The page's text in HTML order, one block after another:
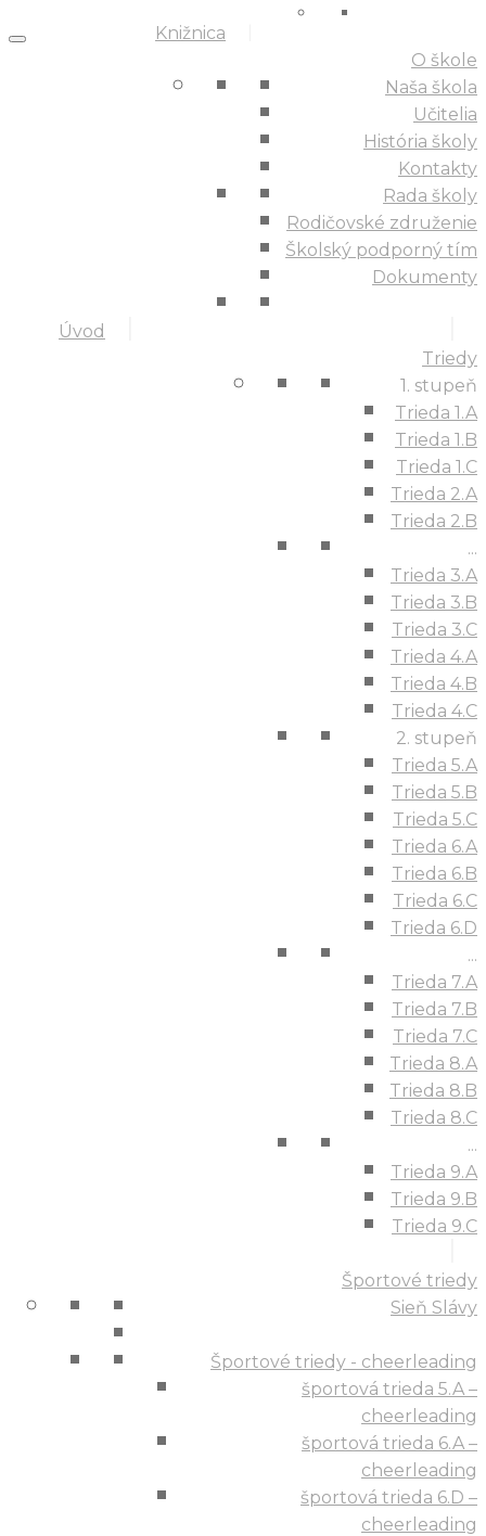
Knižnica
Úvod
O škole
Naša škola
Učitelia
História školy
Kontakty
Rada školy
Rodičovské združenie
Školský podporný tím
Dokumenty
Triedy
1. stupeň
Trieda 1.A
Trieda 1.B
Trieda 1.C
Trieda 2.A
Trieda 2.B
...
Trieda 3.A
Trieda 3.B
Trieda 3.C
Trieda 4.A
Trieda 4.B
Trieda 4.C
2. stupeň
Trieda 5.A
Trieda 5.B
Trieda 5.C
Trieda 6.A
Trieda 6.B
Trieda 6.C
Trieda 6.D
...
Trieda 7.A
Trieda 7.B
Trieda 7.C
Trieda 8.A
Trieda 8.B
Trieda 8.C
...
Trieda 9.A
Trieda 9.B
Trieda 9.C
Športové triedy
Sieň Slávy
Športové triedy - cheerleading
športová trieda 5.A –
cheerleading
športová trieda 6.A –
cheerleading
športová trieda 6.D –
cheerleading